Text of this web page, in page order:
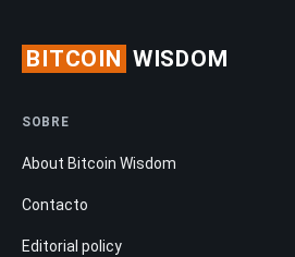
BITCOIN WISDOM
SOBRE
About Bitcoin Wisdom
Contacto
Editorial policy